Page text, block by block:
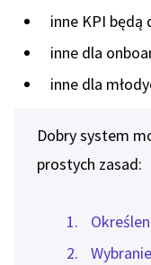
inne KPI
inne dla
inne dla
Dobry system
prostych zasad: